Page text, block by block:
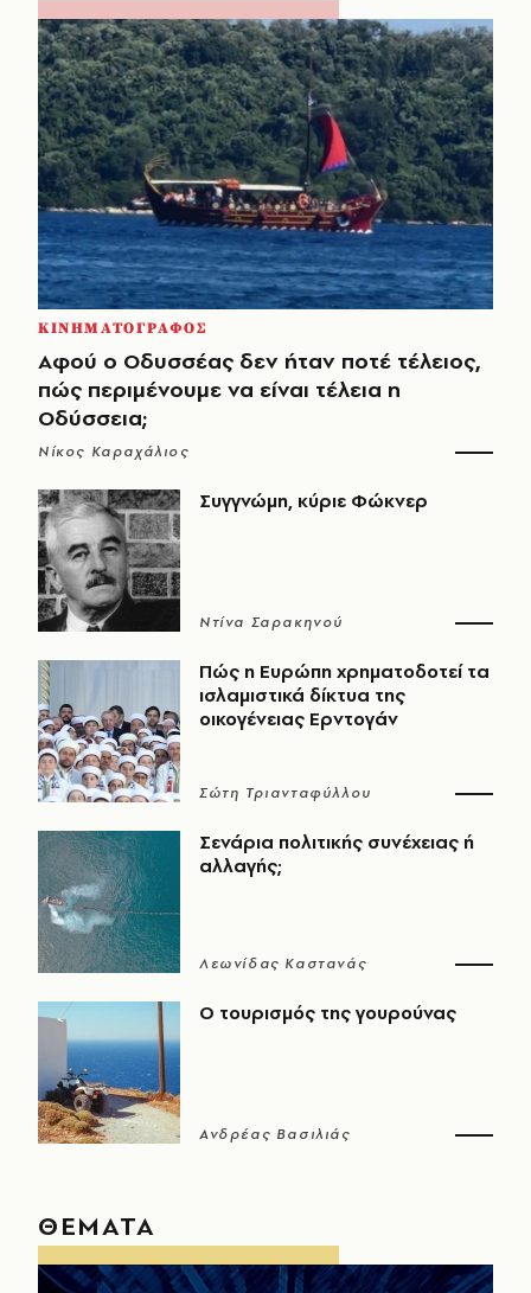
ΚΙΝΗΜΑΤΟΓΡΑΦΟΣ
Αφού ο Οδυσσέας δεν ήταν ποτέ τέλειος,
πώς περιμένουμε να είναι τέλεια η
Οδύσσεια;
Νίκος Καραχάλιος
Συγγνώμη, κύριε Φώκνερ
Ντίνα Σαρακηνού
Πώς η Ευρώπη χρηματοδοτεί τα
ισλαμιστικά δίκτυα της
οικογένειας Ερντογάν
Σώτη Τριανταφύλλου
Σενάρια πολιτικής συνέχειας ή
αλλαγής;
Λεωνίδας Καστανάς
Ο τουρισμός της γουρούνας
Ανδρέας Βασιλιάς
ΘΕΜΑΤΑ